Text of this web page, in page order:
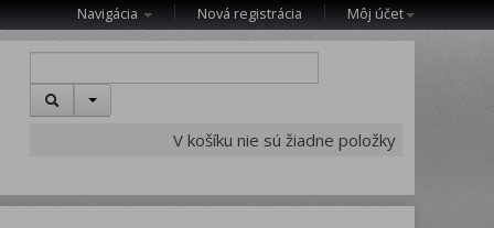
Navigácia Nová registrácia Môj účet
V košíku nie sú žiadne položky